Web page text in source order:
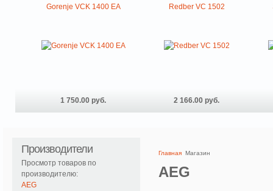
Gorenje VCK 1400 EA
1 750.00 руб.
Redber VC 1502
2 166.00 руб.
Производители
Просмотр товаров по
производителю:
AEG
Главная Магазин
AEG